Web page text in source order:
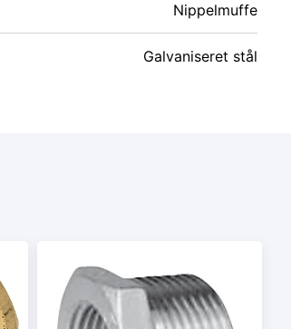
Nippelmuffe
Galvaniseret stål